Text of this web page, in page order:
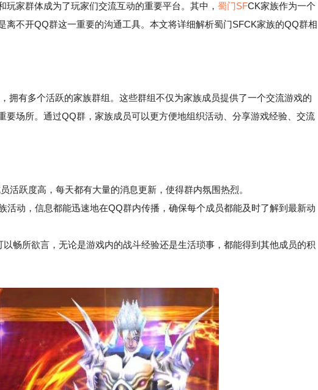
家群体成为了玩家们交流互动的重要平台。其中， 蜀门SFCK家族作为一个
离不开QQ群这一重要的沟通工具。本文将详细解析蜀门SFCK家族的QQ群相
拥有多个活跃的家族群组。这些群组不仅为家族成员提供了一个交流游戏的
要场所。通过QQ群，家族成员可以更方便地组织活动、分享游戏经验、交流
活跃度高，每天都有大量的消息更新，使得群内氛围热烈。
动，信息都能迅速地在QQ群内传播，确保每个成员都能及时了解到最新动
所欲言，无论是游戏内的战斗经验还是生活琐事，都能得到其他成员的积